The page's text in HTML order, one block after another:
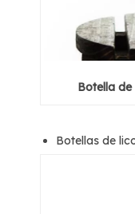
Botella
Botellas de